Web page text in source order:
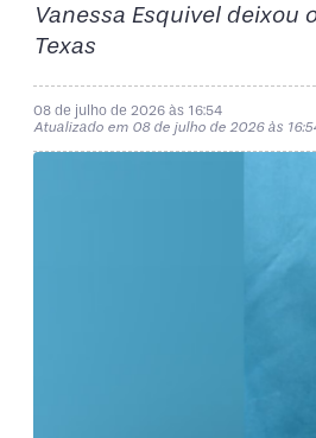
Vanessa Esquivel
Texas
08 de julho de 2026 às 16:54
Atualizado em 08 de julho de 2026 às